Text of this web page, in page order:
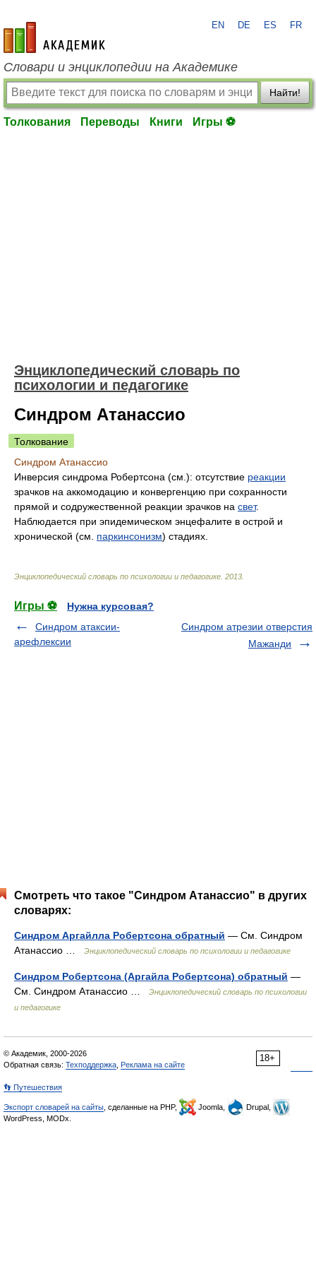
academic.ru
EN DE ES FR
Словари и энциклопедии на Академике
Найти!
Толкования Переводы Книги Игры ⚽
Энциклопедический словарь по
психологии и педагогике
Синдром Атанассио
Толкование
Синдром Атанассио
Инверсия синдрома Робертсона (см.): отсутствие реакции
зрачков на аккомодацию и конвергенцию при сохранности
прямой и содружественной реакции зрачков на свет.
Наблюдается при эпидемическом энцефалите в острой и
хронической (см. паркинсонизм) стадиях.
Энциклопедический словарь по психологии и педагогике 2013
Игры ⚽
Нужна курсовая?
Синдром атаксии-
арефлексии
Синдром атрезии отверстия
Мажанди
Смотреть что такое "Синдром Атанассио" в других
словарях:
Синдром Аргайлла Робертсона обратный — См. Синдром
Атанассио …
Энциклопедический словарь по психологии и педагогике
Синдром Робертсона (Аргайла Робертсона) обратный —
См. Синдром Атанассио …
Энциклопедический словарь по психологии
и педагогике
18+
© Академик, 2000-2026
Обратная связь: Техподдержка Реклама на сайте
👣 Путешествия
Экспорт словарей на сайты , сделанные на PHP, Joomla,
Drupal,
WordPress, MODx.